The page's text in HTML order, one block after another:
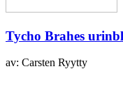
Tycho Brahes
av: Carsten Ryytty